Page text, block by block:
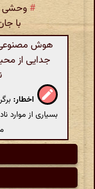
#وحشی
با
هوش مصنوعی:
جدایی از
اخطار:
بسیاری از موارد